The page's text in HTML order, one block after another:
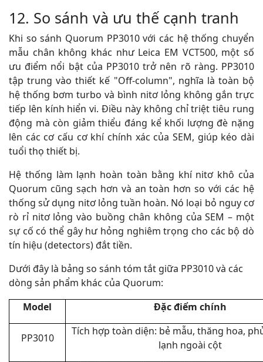
12. So sánh và ưu thế cạnh tranh
Khi so sánh Quorum PP3010 với các hệ thống chuyển
mẫu chân không khác như Leica EM VCT500, một số
ưu điểm nổi bật của PP3010 trở nên rõ ràng. PP3010
tập trung vào thiết kế "Off-column", nghĩa là toàn bộ
hệ thống bơm turbo và bình nitơ lỏng không gắn trực
tiếp lên kính hiển vi. Điều này không chỉ triệt tiêu rung
động mà còn giảm thiểu đáng kể khối lượng đè nặng
lên các cơ cấu cơ khí chính xác của SEM, giúp kéo dài
tuổi thọ thiết bị.
Hệ thống làm lạnh hoàn toàn bằng khí nitơ khô của
Quorum cũng sạch hơn và an toàn hơn so với các hệ
thống sử dụng nitơ lỏng tuần hoàn. Nó loại bỏ nguy cơ
rò rỉ nitơ lỏng vào buồng chân không của SEM – một
sự cố có thể gây hư hỏng nghiêm trọng cho các bộ dò
tín hiệu (detectors) đắt tiền.
Dưới đây là bảng so sánh tóm tắt giữa PP3010 và các
dòng sản phẩm khác của Quorum:
Model
Đặc điểm chính
PP3010
Tích hợp toàn diện: bẻ mẫu, thăng hoa,
lạnh ngoài cột